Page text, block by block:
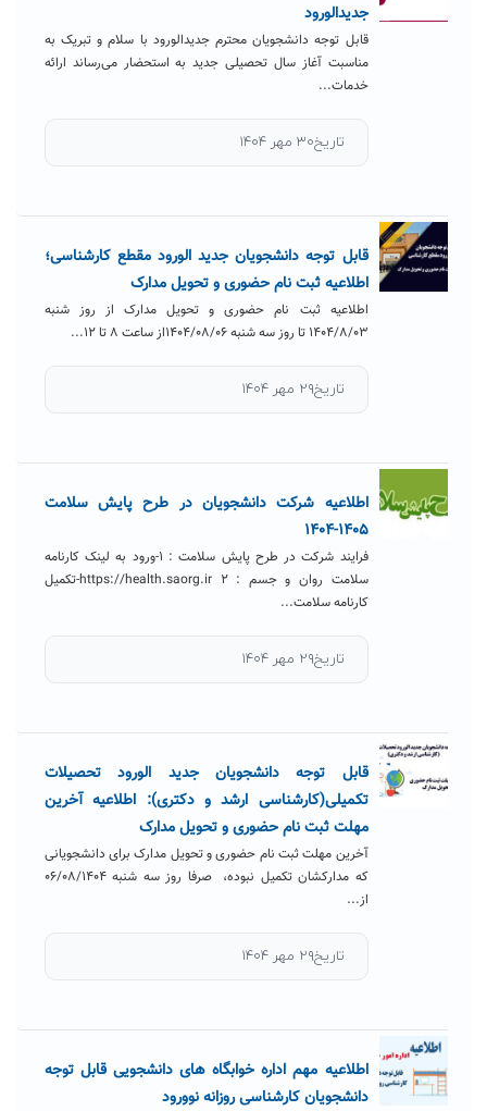
جدیدالورود
قابل توجه دانشجویان محترم جدیدالورود با سلام و تبریک به
مناسبت آغاز سال تحصیلی جدید به استحضار می‌رساند ارائه
خدمات...
تاریخ۳۰ مهر ۱۴۰۴
قابل توجه دانشجویان جدید الورود مقطع کارشناسی؛
اطلاعیه ثبت نام حضوری و تحویل مدارک
اطلاعیه ثبت نام حضوری و تحویل مدارک از روز شنبه
۱۴۰۴/۸/۰۳ تا روز سه شنبه ۱۴۰۴/۰۸/۰۶از ساعت ۸ تا ۱۲...
تاریخ۲۹ مهر ۱۴۰۴
اطلاعیه شرکت دانشجویان در طرح پایش سلامت
۱۴۰۵-۱۴۰۴
فرایند شرکت در طرح پایش سلامت : 1-ورود به لینک کارنامه
سلامت روان و جسم : https://health.saorg.ir 2-تکمیل
کارنامه سلامت...
تاریخ۲۹ مهر ۱۴۰۴
قابل توجه دانشجویان جدید الورود تحصیلات
تکمیلی(کارشناسی ارشد و دکتری): اطلاعیه آخرین
مهلت ثبت نام حضوری و تحویل مدارک
آخرین مهلت ثبت نام حضوری و تحویل مدارک برای دانشجویانی
که مدارکشان تکمیل نبوده، صرفا روز سه شنبه ۰۶/۰۸/۱۴۰۴
از...
تاریخ۲۹ مهر ۱۴۰۴
اطلاعیه مهم اداره خوابگاه های دانشجویی قابل توجه
دانشجویان کارشناسی روزانه نوورود